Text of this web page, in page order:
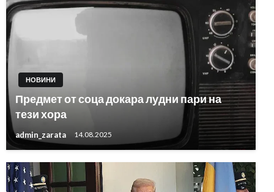
НОВИНИ
Предмет от соца докара лудни пари на
тези хора
admin_zarata 14.08.2025